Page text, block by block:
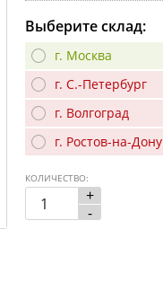
Выберите склад:
г. Москва
г. С.-Петербург
г. Волгоград
г. Ростов-на-Дону
+
-
КОЛИЧЕСТВО: